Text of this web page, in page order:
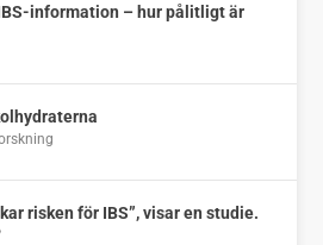
information – hur pålitligt är
risken för IBS”, visar en studie.